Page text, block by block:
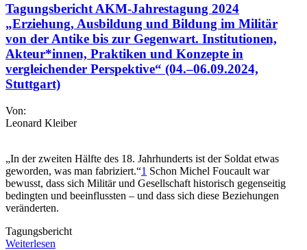
Tagungsbericht AKM-Jahrestagung 2024
„Erziehung, Ausbildung und Bildung im Militär
von der Antike bis zur Gegenwart. Institutionen,
Akteur*innen, Praktiken und Konzepte in
vergleichender Perspektive“ (04.–06.09.2024,
Stuttgart)
Von:
Leonard Kleiber
„In der zweiten Hälfte des 18. Jahrhunderts ist der Soldat etwas
geworden, was man fabriziert.“1 Schon Michel Foucault war
bewusst, dass sich Militär und Gesellschaft historisch gegenseitig
bedingten und beeinflussten – und dass sich diese Beziehungen
veränderten.
Tagungsbericht
Weiterlesen